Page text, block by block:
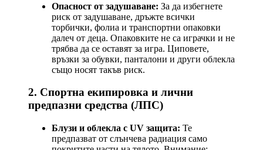
Опасност от задушаване: За да избегнете
риск от задушаване, дръжте всички
торбички, фолиа и транспортни опаковки
далеч от деца. Опаковките не са играчки и не
трябва да се оставят за игра. Циповете,
връзки за обувки, панталони и други облекла
също носят такъв риск.
2. Спортна екипировка и лични
предпазни средства (ЛПС)
Блузи и облекла с UV защита: Те
предпазват от слънчева радиация само